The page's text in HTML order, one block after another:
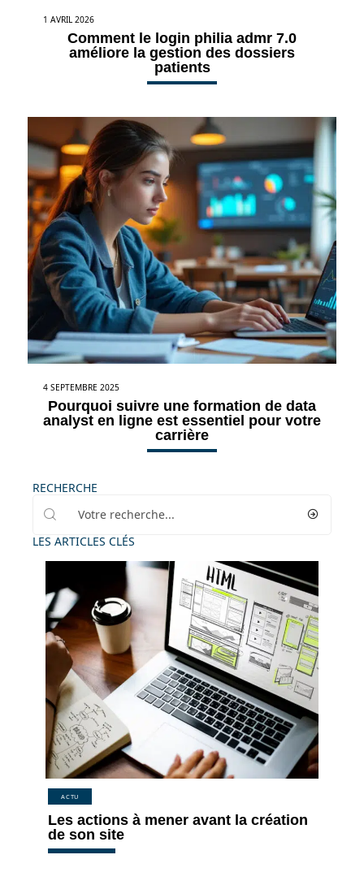
1 AVRIL 2026
Comment le login philia admr 7.0
améliore la gestion des dossiers
patients
4 SEPTEMBRE 2025
Pourquoi suivre une formation de data
analyst en ligne est essentiel pour votre
carrière
RECHERCHE
LES ARTICLES CLÉS
ACTU
Les actions à mener avant la création
de son site